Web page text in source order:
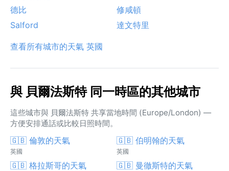
德比
修咸頓
Salford
達文特里
查看所有城市的天氣 英國
與 貝爾法斯特 同一時區的其他城市
這些城市與 貝爾法斯特 共享當地時間 (Europe/London) —
方便安排通話或比較日照時間。
🇬🇧 倫敦的天氣
英國
🇬🇧 伯明翰的天氣
英國
🇬🇧 格拉斯哥的天氣 🇬🇧 曼徹斯特的天氣